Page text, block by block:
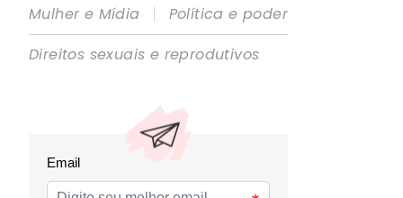
Mulher e Mídia
|
Política e poder
Direitos sexuais e reprodutivos